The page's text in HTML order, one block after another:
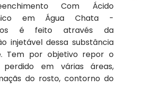
Com Ácido
em Água Chata -
é feito através da
injetável dessa substância
Tem por objetivo repor o
perdido em várias áreas,
do rosto, contorno do